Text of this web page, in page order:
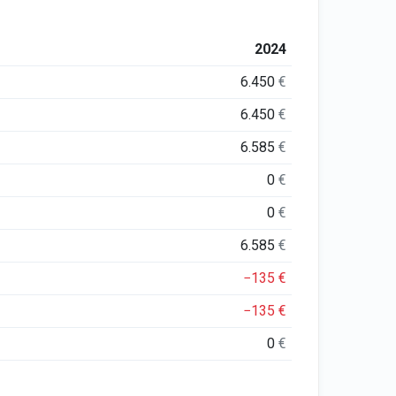
2024
6.450€
6.450€
6.585€
0€
0€
6.585€
−135€
−135€
0€